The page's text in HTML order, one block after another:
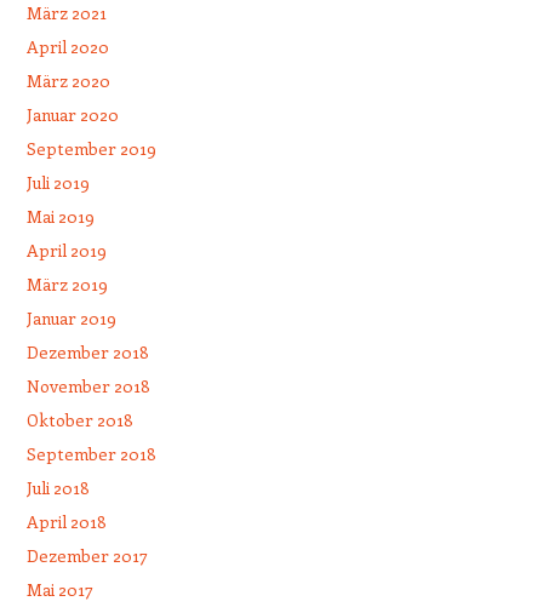
März 2021
April 2020
März 2020
Januar 2020
September 2019
Juli 2019
Mai 2019
April 2019
März 2019
Januar 2019
Dezember 2018
November 2018
Oktober 2018
September 2018
Juli 2018
April 2018
Dezember 2017
Mai 2017